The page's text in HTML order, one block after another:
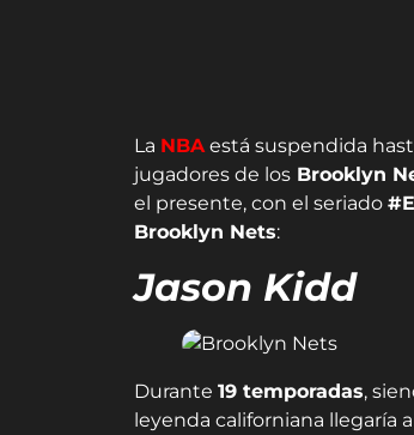
La NBAestá suspendida
jugadores de los Brooklyn
el presente, con el seriado
Brooklyn Nets:
Jason Kidd
Durante 19 temporadas,
leyenda californiana llegaría